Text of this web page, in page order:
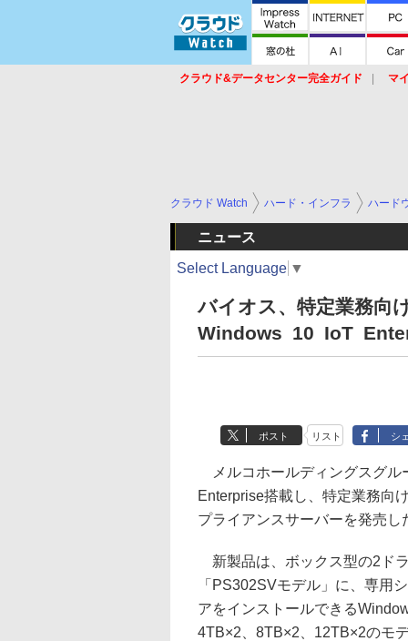
クラウド&データセンター完全ガイド
マ
クラウド Watch ハード・インフラ ハード
ニュース
Select Language ▼
バイオス、特定業務向
Windows 10 IoT
ポスト リスト シ
メルコホールディングスグ
Enterprise搭載し、特定業務向
プライアンスサーバーを発売し
新製品は、ボックス型の2ド
「PS302SVモデル」に、専用
アをインストールできる
4TB×2、8TB×2、12TB×2のモ